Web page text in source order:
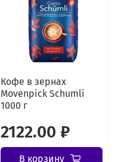
Кофе в зернах
Movenpick Schumli
1000 г
2122.00 ₽
В корзину